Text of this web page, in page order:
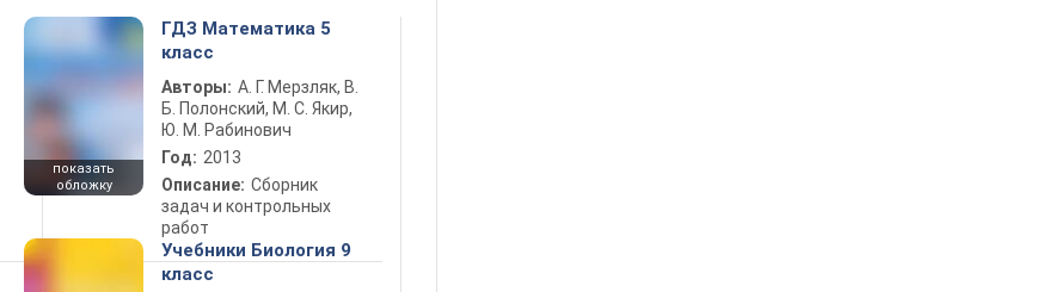
показать
обложку
ГДЗ Математика 5
класс
Авторы: А. Г. Мерзляк, В.
Б. Полонский, М. С. Якир,
Ю. М. Рабинович
Год: 2013
Описание: Сборник
задач и контрольных
работ
Учебники Биология 9
класс